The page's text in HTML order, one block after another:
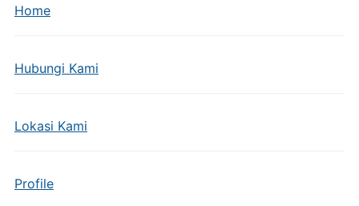
Home
Hubungi Kami
Lokasi Kami
Profile